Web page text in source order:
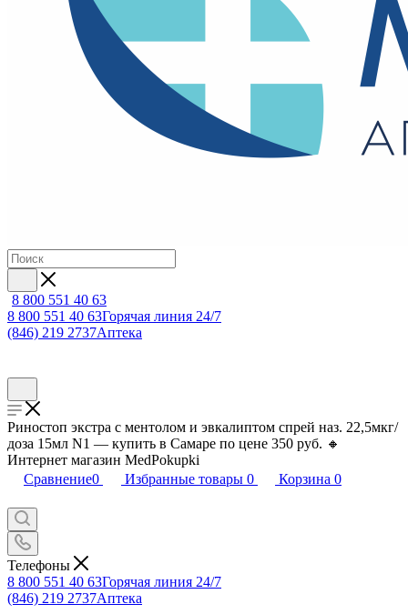
8 800 551 40 63
8 800 551 40 63Горячая линия 24/7
(846) 219 2737Аптека
Риностоп экстра с ментолом и эвкалиптом спрей наз. 22,5мкг/
доза 15мл N1 — купить в Самаре по цене 350 руб. 🔸
Интернет магазин MedPokupki
Сравнение0 Избранные товары 0 Корзина 0
Телефоны
8 800 551 40 63Горячая линия 24/7
(846) 219 2737Аптека